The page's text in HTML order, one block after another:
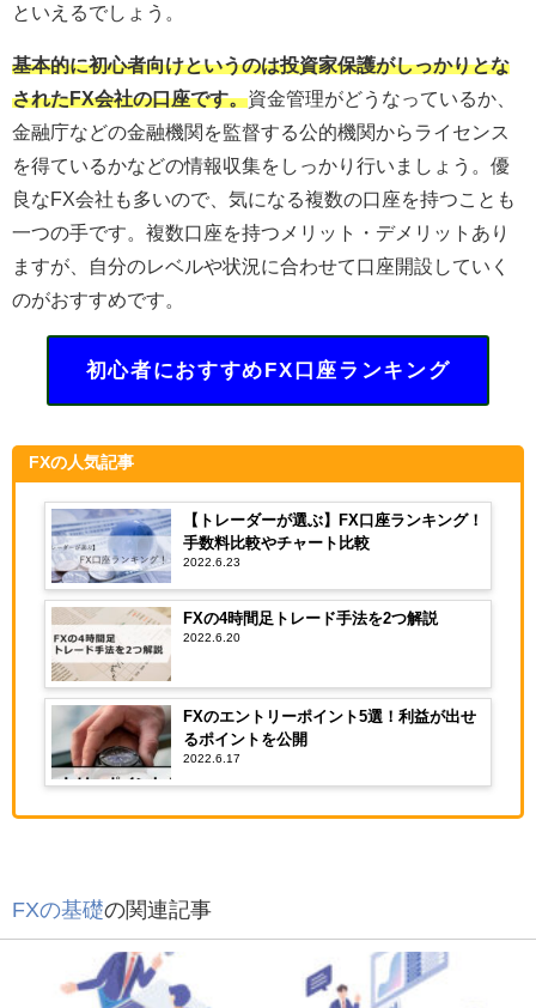
といえるでしょう。
基本的に初心者向けというのは投資家保護がしっかりとな
されたFX会社の口座です。資金管理がどうなっているか、
金融庁などの金融機関を監督する公的機関からライセンス
を得ているかなどの情報収集をしっかり行いましょう。優
良なFX会社も多いので、気になる複数の口座を持つことも
一つの手です。複数口座を持つメリット・デメリットあり
ますが、自分のレベルや状況に合わせて口座開設していく
のがおすすめです。
初心者におすすめFX口座ランキング
FXの人気記事
【トレーダーが選ぶ】FX口座ランキング！
手数料比較やチャート比較
2022.6.23
FXの4時間足トレード手法を2つ解説
2022.6.20
FXのエントリーポイント5選！利益が出せ
るポイントを公開
2022.6.17
FXの基礎の関連記事